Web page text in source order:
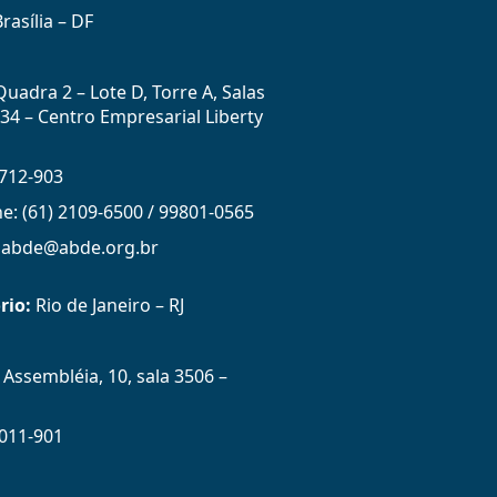
– DF
2 – Lote D, Torre A, Salas
– Centro Empresarial Liberty
903
(61) 2109-6500 / 99801-0565
Rio de Janeiro – RJ
10, sala 3506 –
901